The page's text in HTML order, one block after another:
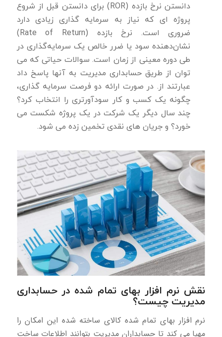
دانستن نرخ بازده (ROR) برای دانستن قبل از شروع
پروژه ای که نیاز به سرمایه گذاری زیادی دارد
ضروری است. نرخ بازده (Rate of Return)
نشان‌دهنده سود یا ضرر خالص یک سرمایه‌گذاری در
طی دوره معینی از زمان است. سوالات حیاتی که می
توان از طریق حسابداری مدیریت به آنها پاسخ داد
عبارتند از. در صورت ارائه دو فرصت سرمایه گذاری،
چگونه یک کسب و کار سودآورتری را انتخاب کرد؟
چند سال دیگر یک شرکت در یک پروژه شکست می
خورد؟ و جریان های نقدی تخمین زده می شود.
نقش نرم افزار بهای تمام شده در حسابداری
مدیریت چیست؟
نرم افزار بهای تمام شده کالای ساخته شده این امکان را
مهیا می کند تا حسابداران مدیریت بتوانند اطلاعات ساخت